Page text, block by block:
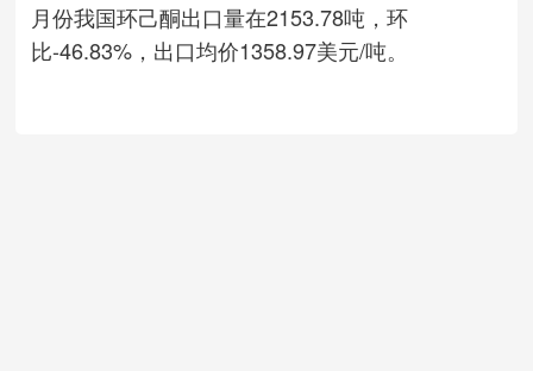
月份我国环己酮出口量在2153.78吨，环
比-46.83%，出口均价1358.97美元/吨。